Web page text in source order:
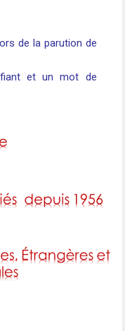
de la parution de
et un mot de